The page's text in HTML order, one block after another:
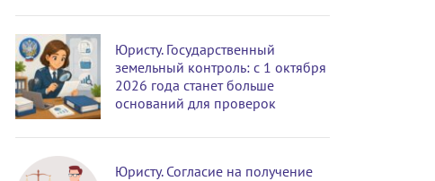
Юристу. Государственный
земельный контроль: с 1 октября
2026 года станет больше
оснований для проверок
Юристу. Согласие на получение